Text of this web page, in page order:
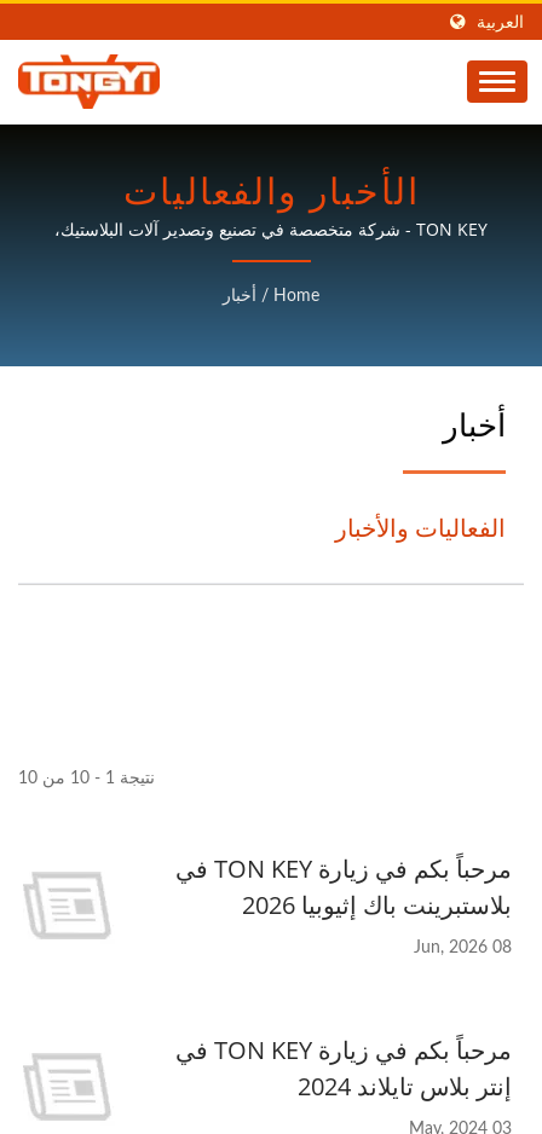
العربية
الأخبار والفعاليات
TON KEY - شركة متخصصة في تصنيع وتصدير آلات البلاستيك،
وخاصة في مشروع النبات الكامل لآلات معالجة البلاستيك.
Home
/ أخبار
أخبار
الفعاليات والأخبار
نتيجة 1 - 10 من 10
مرحباً بكم في زيارة TON KEY في
بلاستبرينت باك إثيوبيا 2026
08 Jun, 2026
مرحباً بكم في زيارة TON KEY في
إنتر بلاس تايلاند 2024
03 May, 2024